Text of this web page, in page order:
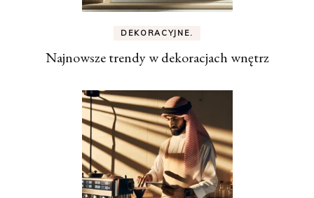
DEKORACYJNE.
Najnowsze trendy w dekoracjach wnętrz